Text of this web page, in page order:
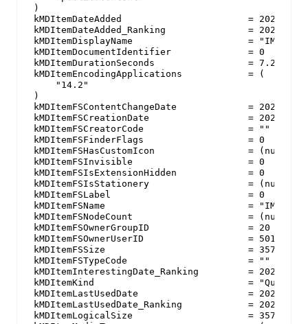
)
kMDItemDateAdded                       = 2021-02-
kMDItemDateAdded_Ranking               = 2021-02-
kMDItemDisplayName                     =
kMDItemDocumentIdentifier              = 0
kMDItemDurationSeconds                 =
kMDItemEncodingApplications            = (
    "14.2"
)
kMDItemFSContentChangeDate             = 2021-02-
kMDItemFSCreationDate                  = 2021-02-
kMDItemFSCreatorCode                   = ""
kMDItemFSFinderFlags                   = 0
kMDItemFSHasCustomIcon                 = (null)
kMDItemFSInvisible                     = 0
kMDItemFSIsExtensionHidden             = 0
kMDItemFSIsStationery                  = (null)
kMDItemFSLabel                         = 0
kMDItemFSName                          =
kMDItemFSNodeCount                     = (null)
kMDItemFSOwnerGroupID                  = 20
kMDItemFSOwnerUserID                   = 501
kMDItemFSSize                          = 35710907
kMDItemFSTypeCode                      = ""
kMDItemInterestingDate_Ranking         = 2021-02-
kMDItemKind                            = "QuickTime
kMDItemLastUsedDate                    = 2021-02-
kMDItemLastUsedDate_Ranking            = 2021-02-
kMDItemLogicalSize                     = 35710907